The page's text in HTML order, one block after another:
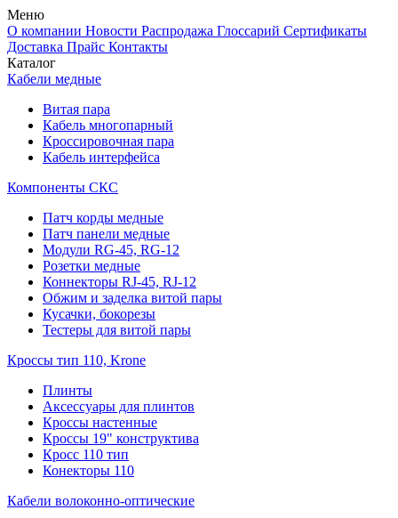
Меню
О компании Новости Распродажа Глоссарий Сертификаты
Доставка Прайс Контакты
Каталог
Кабели медные
Витая пара
Кабель многопарный
Кроссировочная пара
Кабель интерфейса
Компоненты СКС
Патч корды медные
Патч панели медные
Модули RG-45, RG-12
Розетки медные
Коннекторы RJ-45, RJ-12
Обжим и заделка витой пары
Кусачки, бокорезы
Тестеры для витой пары
Кроссы тип 110, Krone
Плинты
Аксессуары для плинтов
Кроссы настенные
Кроссы 19" конструктива
Кросс 110 тип
Конекторы 110
Кабели волоконно-оптические